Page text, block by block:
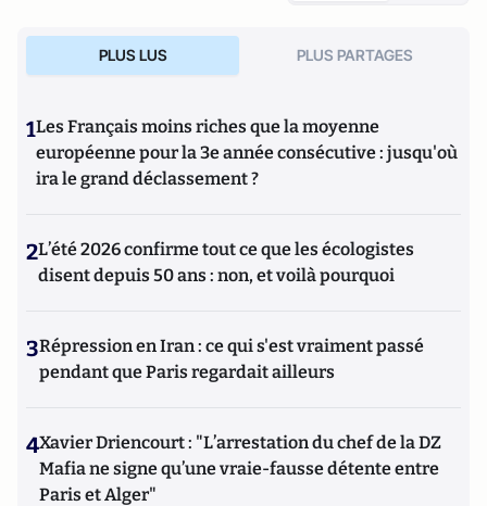
PLUS LUS PLUS PARTAGES
1Les Français moins riches que la moyenne
européenne pour la 3e année consécutive : jusqu'où
ira le grand déclassement ?
2L’été 2026 confirme tout ce que les écologistes
disent depuis 50 ans : non, et voilà pourquoi
3Répression en Iran : ce qui s'est vraiment passé
pendant que Paris regardait ailleurs
4Xavier Driencourt : "L’arrestation du chef de la DZ
Mafia ne signe qu’une vraie-fausse détente entre
Paris et Alger"